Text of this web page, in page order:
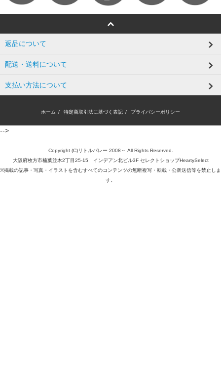
返品について
配送・送料について
支払い方法について
ホーム / 特定商取引法に基づく表記 / プライバシーポリシー
-->
Copyright (C)リトルバレー 2008～ All Rights Reserved.
大阪府枚方市楠葉並木2丁目25-15 インデアン北ビル3F セレクトショップHeartySelect
※掲載の記事・写真・イラストを含むすべてのコンテンツの無断複写・転載・公衆送信等を禁止しま
す。